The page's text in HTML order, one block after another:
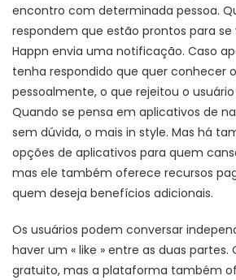
encontro com determinada pessoa.
respondem que estão prontos para
Happn envia uma notificação. Caso
tenha respondido que quer conhecer
pessoalmente, o que rejeitou o
Quando se pensa em aplicativos de
sem dúvida, o mais in style. Mas há
opções de aplicativos para quem
mas ele também oferece recursos
quem deseja benefícios adicionais.
Os usuários podem conversar
haver um « like » entre as duas partes.
gratuito, mas a plataforma também